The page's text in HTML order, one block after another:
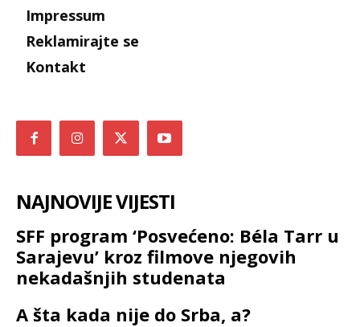
Impressum
Reklamirajte se
Kontakt
NAJNOVIJE VIJESTI
SFF program ‘Posvećeno: Béla Tarr u
Sarajevu’ kroz filmove njegovih
nekadašnjih studenata
A šta kada nije do Srba, a?